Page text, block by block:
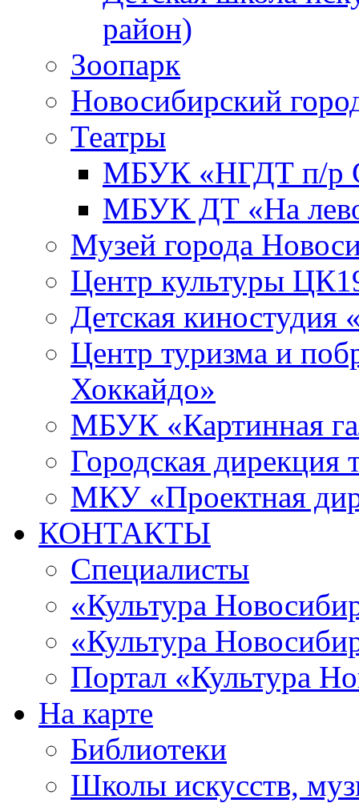
район)
Зоопарк
Новосибирский
Театры
МБУК «НГДТ п/р
МБУК ДТ «На
Музей города
Центр культуры
Детская киностудия
Центр туризма и
Хоккайдо»
МБУК «Картинная
Городская дирекция
МКУ «Проектная
КОНТАКТЫ
Специалисты
«Культура
«Культура
Портал «Культура
На карте
Библиотеки
Школы искусств,